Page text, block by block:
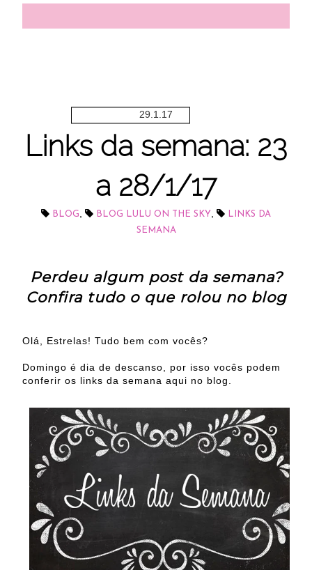
29.1.17
Links da semana: 23
a 28/1/17
BLOG BLOG LULU ON THE SKY
LINKS DA
SEMANA
Perdeu algum post da semana?
Confira tudo o que rolou no blog
Olá, Estrelas! Tudo bem com vocês?
Domingo é dia de descanso, por isso vocês podem
conferir os links da semana aqui no blog.